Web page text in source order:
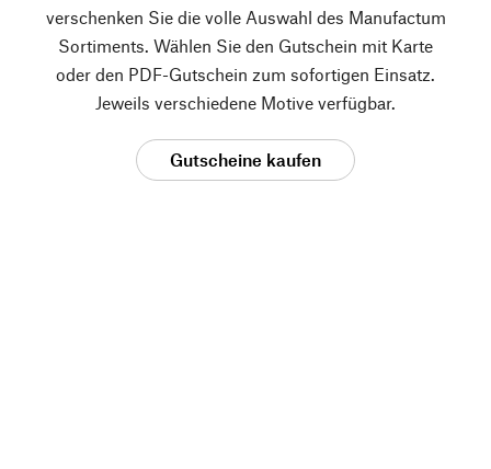
verschenken Sie die volle Auswahl des Manufactum
Sortiments. Wählen Sie den Gutschein mit Karte
oder den PDF-Gutschein zum sofortigen Einsatz.
Jeweils verschiedene Motive verfügbar.
Gutscheine kaufen